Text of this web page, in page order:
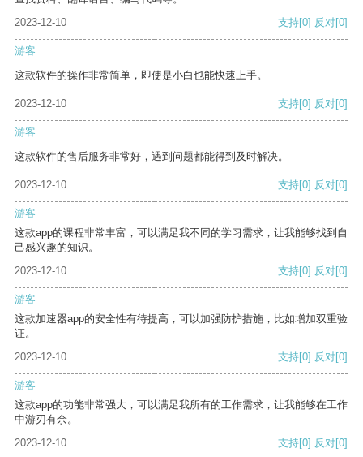
2023-12-10
支持[0] 反对[0]
游客
这款软件的操作非常简单，即使是小白也能快速上手。
2023-12-10 支持[0] 反对[0]
游客
这款软件的售后服务非常好，遇到问题都能得到及时解决。
2023-12-10 支持[0] 反对[0]
游客
这款app的课程非常丰富，可以满足我不同的学习需求，让我能够找到自
己感兴趣的知识。
2023-12-10
支持[0] 反对[0]
游客
这款加速器app的安全性有待提高，可以加强防护措施，比如增加双重验
证。
2023-12-10
支持[0] 反对[0]
游客
这款app的功能非常强大，可以满足我所有的工作需求，让我能够在工作
中游刃有余。
2023-12-10
支持[0] 反对[0]